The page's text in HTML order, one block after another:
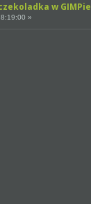
w GIMPie
»